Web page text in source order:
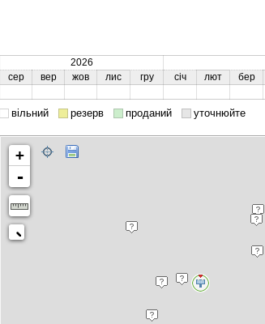
2026
сер
вер жов лис гру січ лют бер
вільний резерв проданий уточнюйте
+
-